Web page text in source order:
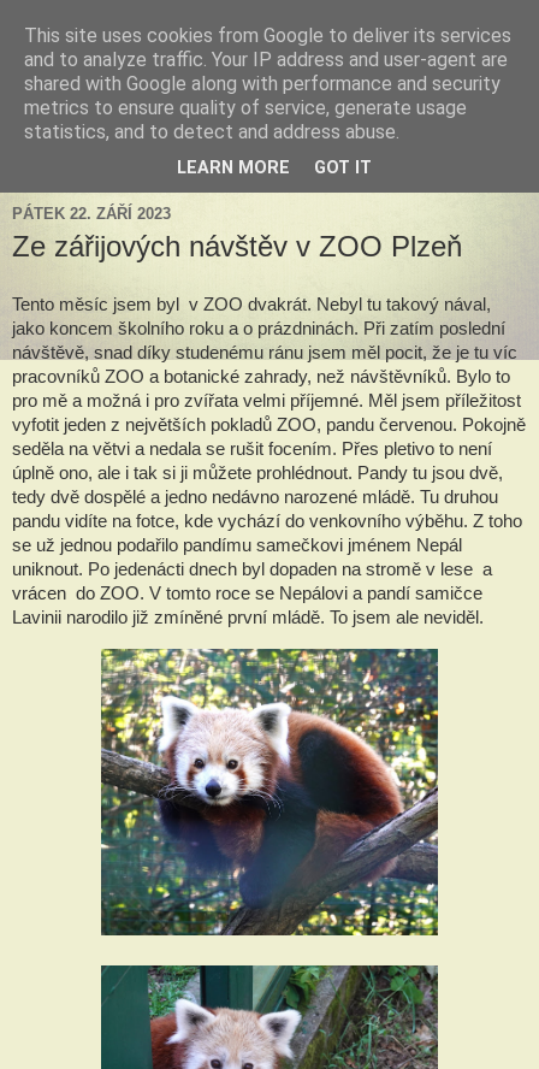
Tillandsia za okny
Tillandsie a další zelená havěť která s námi může žít v bytě,
k našim velkým radostem, nebo také starostem.
PÁTEK 22. ZÁŘÍ 2023
Ze zářijových návštěv v ZOO Plzeň
Tento měsíc jsem byl v ZOO dvakrát. Nebyl tu takový nával,
jako koncem školního roku a o prázdninách. Při zatím poslední
návštěvě, snad díky studenému ránu jsem měl pocit, že je tu víc
pracovníků ZOO a botanické zahrady, než návštěvníků. Bylo to
pro mě a možná i pro zvířata velmi příjemné. Měl jsem příležitost
vyfotit jeden z největších pokladů ZOO, pandu červenou. Pokojně
seděla na větvi a nedala se rušit focením. Přes pletivo to není
úplně ono, ale i tak si ji můžete prohlédnout. Pandy tu jsou dvě,
tedy dvě dospělé a jedno nedávno narozené mládě. Tu druhou
pandu vidíte na fotce, kde vychází do venkovního výběhu. Z toho
se už jednou podařilo pandímu samečkovi jménem Nepál
uniknout. Po jedenácti dnech byl dopaden na stromě v lese a
vrácen do ZOO. V tomto roce se Nepálovi a pandí samičce
Lavinii narodilo již zmíněné první mládě. To jsem ale neviděl.
This site uses cookies from Google to deliver its services
and to analyze traffic. Your IP address and user-agent are
shared with Google along with performance and security
metrics to ensure quality of service, generate usage
statistics, and to detect and address abuse.
LEARN MORE GOT IT